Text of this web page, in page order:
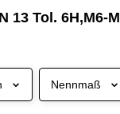
13 Tol. 6H,M6-
Nennmaß